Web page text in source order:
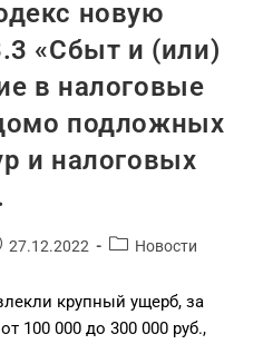
новую
«Сбыт и (или)
в налоговые
подложных
и налоговых
27.12.2022 Новости
крупный ущерб, за
100 000 до 300 000 руб.,